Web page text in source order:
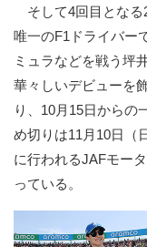
そして4回目となる
唯一のF1ドライバー
ミュラなどを戦う坪
華々しいデビューを
り、10月15日からの
め切りは11月10日（
に行われるJAFモー
っている。